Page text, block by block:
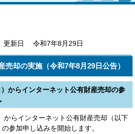
新日 令和7年8月29日
売却の実施（令和7年8月29日公告）
からインターネット公有財産売却の参
からインターネット公有財産売却（以下
参加申し込みを開始します。